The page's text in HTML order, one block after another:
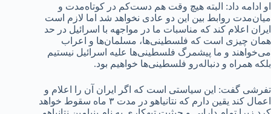
او ادامه داد: البته هیچ وقت هم دست‌کم در کوتاه‌مدت و
میان‌مدت روابط بین این دو عادی نخواهد شد اما لازم است
ایران اعلام کند که مناسبات ما در مواجهه با اسرائیل در حد
همان چیزی است که فلسطینی‌ها، مسلمان‌ها و اعراب
می‌خواهند و ما پیشمرگ فلسطینی‌ها علیه اسرائیل نیستیم
بلکه همراه و دنباله‌رو فلسطینی‌ها خواهیم بود.
تفرشی گفت: این سیاستی است که اگر ایران آن را اعلام و
اعمال کند یقین دارم که نتانیاهو در مدت ۳ ماه سقوط خواهد